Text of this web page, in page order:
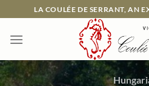
content
LA COULÉE DE SERRANT, AN